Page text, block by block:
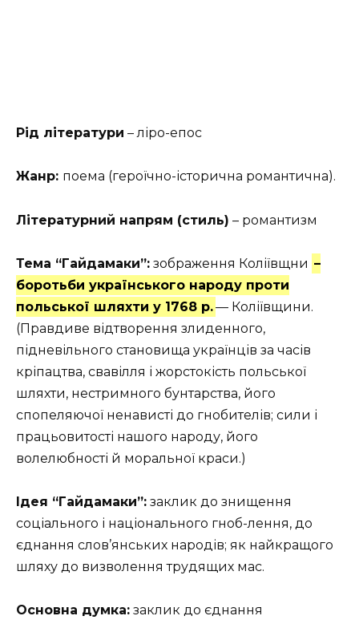
Рід літератури – ліро-епос
Жанр: поема (героїчно-історична романтична).
Літературний напрям (стиль) – романтизм
Тема “Гайдамаки”: зображення Коліївщни –
боротьби українського народу проти
польської шляхти у 1768 р.— Коліївщини.
(Правдиве відтворення злиденного,
підневільного становища українців за часів
кріпацтва, свавілля і жорстокість польської
шляхти, нестримного бунтарства, його
спопеляючої ненависті до гнобителів; сили і
працьовитості нашого народу, його
волелюбності й моральної краси.)
Ідея “Гайдамаки”: заклик до знищення
соціального і національного гноб-лення, до
єднання слов’янських народів; як найкращого
шляху до визволення трудящих мас.
Основна думка: заклик до єднання